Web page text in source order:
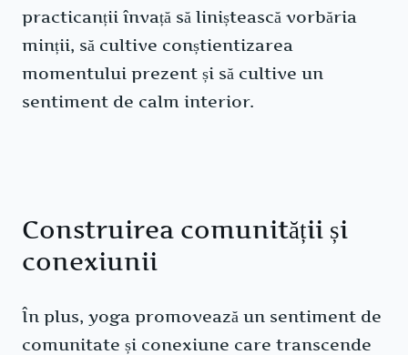
practicanții învață să liniștească vorbăria
minții, să cultive conștientizarea
momentului prezent și să cultive un
sentiment de calm interior.
Construirea comunității și
conexiunii
În plus, yoga promovează un sentiment de
comunitate și conexiune care transcende